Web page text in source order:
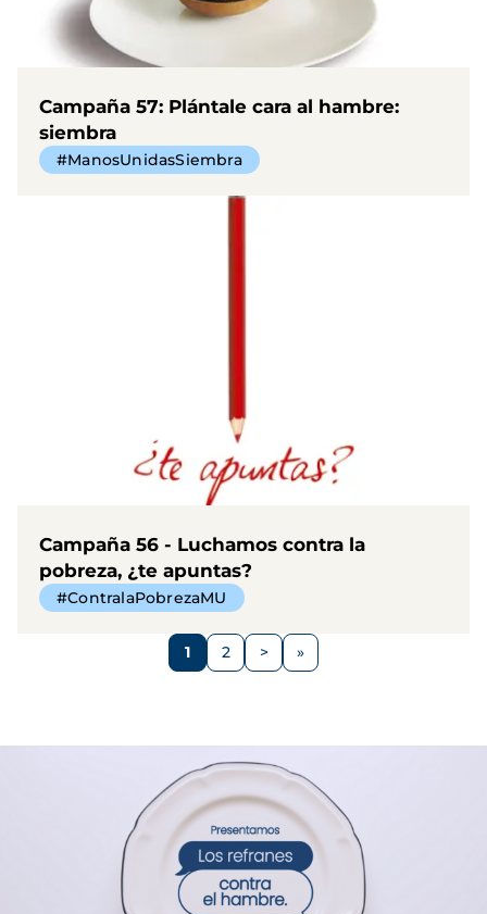
Campaña 57: Plántale cara al hambre:
siembra
#ManosUnidasSiembra
Campaña 56 - Luchamos contra la
pobreza, ¿te apuntas?
#ContralaPobrezaMU
Página
1 Página
2
Siguiente
>